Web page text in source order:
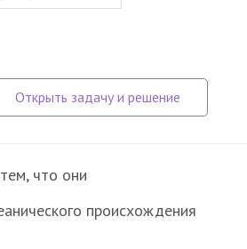
что они
происхождения